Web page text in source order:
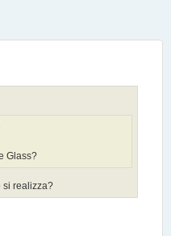
Glass?
si realizza?